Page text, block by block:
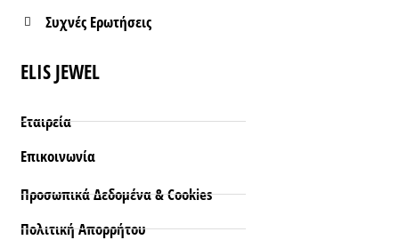
Συχνές Ερωτήσεις
ELIS JEWEL
Εταιρεία
Επικοινωνία
Προσωπικά Δεδομένα & Cookies
Πολιτική Απορρήτου